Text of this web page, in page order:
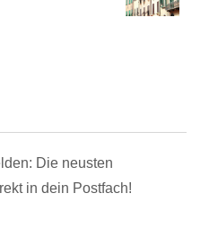
Die neusten
in dein Postfach!